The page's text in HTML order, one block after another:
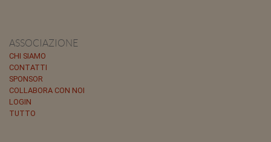
ASSOCIAZIONE
CHI SIAMO
CONTATTI
SPONSOR
COLLABORA CON NOI
LOGIN
TUTTO